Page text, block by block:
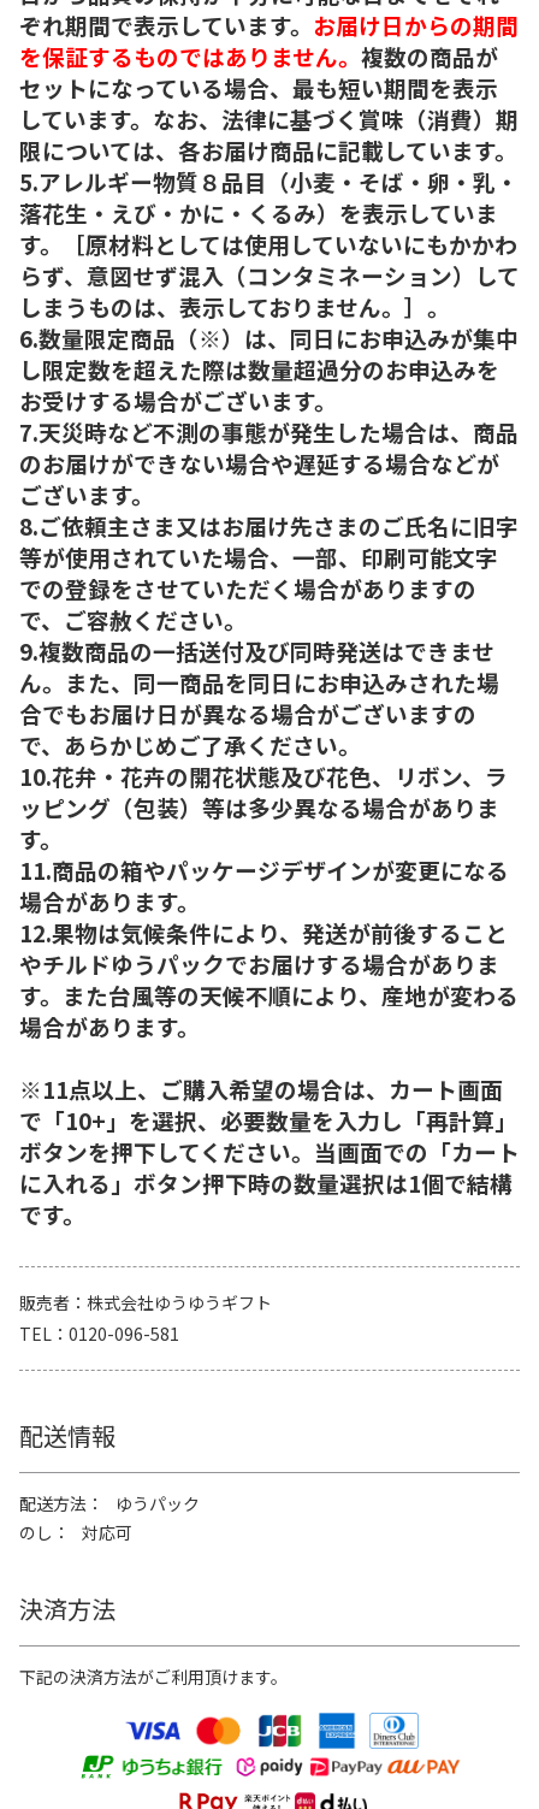
ぞれ期間で表示しています。 お届け日からの期間
を保証するものではありません。 複数の商品が
セットになっている場合、最も短い期間を表示
しています。なお、法律に基づく賞味（消費）期
限については、各お届け商品に記載しています。
5.アレルギー物質８品目（小麦・そば・卵・乳・
落花生・えび・かに・くるみ）を表示していま
す。［原材料としては使用していないにもかかわ
らず、意図せず混入（コンタミネーション）して
しまうものは、表示しておりません。］。
6.数量限定商品（※）は、同日にお申込みが集中
し限定数を超えた際は数量超過分のお申込みを
お受けする場合がございます。
7.天災時など不測の事態が発生した場合は、商品
のお届けができない場合や遅延する場合などが
ございます。
8.ご依頼主さま又はお届け先さまのご氏名に旧字
等が使用されていた場合、一部、印刷可能文字
での登録をさせていただく場合がありますの
で、ご容赦ください。
9.複数商品の一括送付及び同時発送はできませ
ん。また、同一商品を同日にお申込みされた場
合でもお届け日が異なる場合がございますの
で、あらかじめご了承ください。
10.花弁・花卉の開花状態及び花色、リボン、ラ
ッピング（包装）等は多少異なる場合がありま
す。
11.商品の箱やパッケージデザインが変更になる
場合があります。
12.果物は気候条件により、発送が前後すること
やチルドゆうパックでお届けする場合がありま
す。また台風等の天候不順により、産地が変わる
場合があります。
※11点以上、ご購入希望の場合は、カート画面
で「10+」を選択、必要数量を入力し「再計算」
ボタンを押下してください。当画面での「カート
に入れる」ボタン押下時の数量選択は1個で結構
です。
販売者
株式会社ゆうゆうギフト
TEL
0120-096-581
配送情報
配送方法
ゆうパック
のし
対応可
決済方法
下記の決済方法がご利用頂けます。